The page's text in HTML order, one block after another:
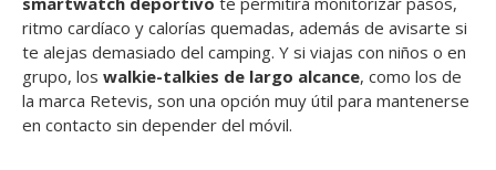
ritmo cardíaco y calorías quemadas, además de avisarte si
te alejas demasiado del camping. Y si viajas con niños o en
grupo, los walkie-talkies de largo alcance, como los de
la marca Retevis, son una opción muy útil para mantenerse
en contacto sin depender del móvil.